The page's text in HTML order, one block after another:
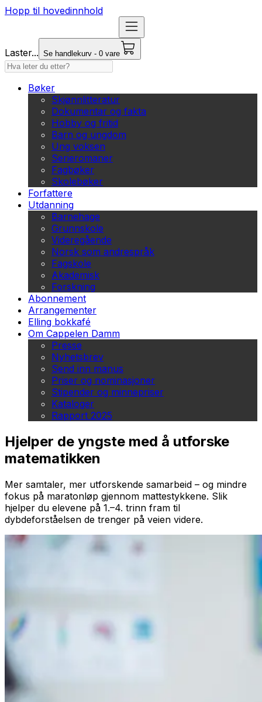
Hopp til hovedinnhold
Laster... Se handlekurv - 0 vare
Bøker
Skjønnlitteratur
Dokumentar og fakta
Hobby og fritid
Barn og ungdom
Ung voksen
Serieromaner
Fagbøker
Skolebøker
Forfattere
Utdanning
Barnehage
Grunnskole
Videregående
Norsk som andrespråk
Fagskole
Akademisk
Forskning
Abonnement
Arrangementer
Elling bokkafé
Om Cappelen Damm
Presse
Nyhetsbrev
Send inn manus
Priser og nominasjoner
Stipender og minnepriser
Kataloger
Rapport 2025
Hjelper de yngste med å utforske
matematikken
Mer samtaler, mer utforskende samarbeid – og mindre
fokus på maratonløp gjennom mattestykkene. Slik
hjelper du elevene på 1.–4. trinn fram til
dybdeforståelsen de trenger på veien videre.